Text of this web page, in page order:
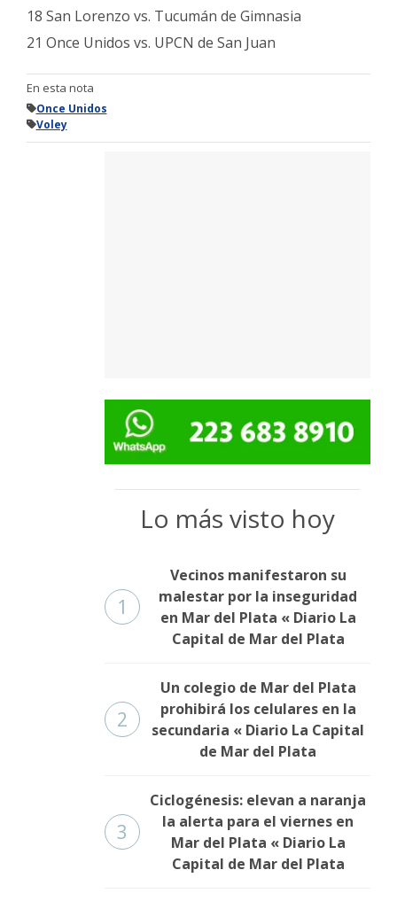
18 San Lorenzo vs. Tucumán de Gimnasia
21 Once Unidos vs. UPCN de San Juan
En esta nota
Once Unidos
Voley
Lo más visto hoy
1
Vecinos manifestaron su
malestar por la inseguridad
en Mar del Plata « Diario La
Capital de Mar del Plata
2
Un colegio de Mar del Plata
prohibirá los celulares en la
secundaria « Diario La Capital
de Mar del Plata
3
Ciclogénesis: elevan a naranja
la alerta para el viernes en
Mar del Plata « Diario La
Capital de Mar del Plata